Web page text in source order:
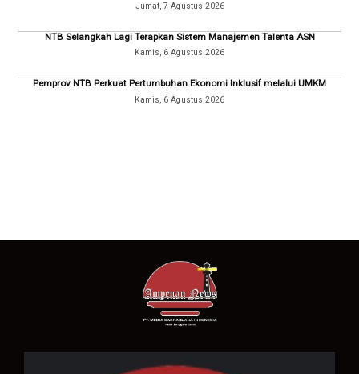
Jumat, 7 Agustus 2026
NTB Selangkah Lagi Terapkan Sistem Manajemen Talenta ASN
Kamis, 6 Agustus 2026
Pemprov NTB Perkuat Pertumbuhan Ekonomi Inklusif melalui UMKM
Kamis, 6 Agustus 2026